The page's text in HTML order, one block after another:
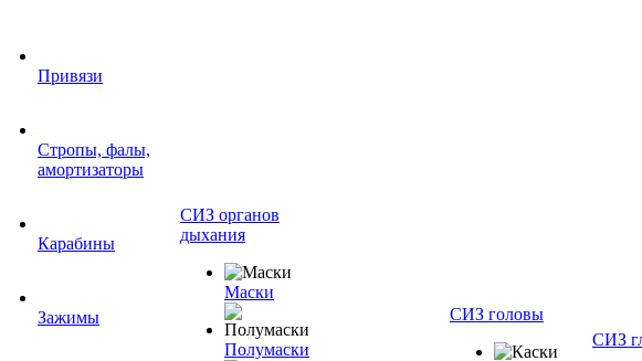
Привязи
Стропы, фалы,
амортизаторы
Карабины
Зажимы
СИЗ органов
дыхания
Маски
Полумаски
СИЗ головы
СИЗ